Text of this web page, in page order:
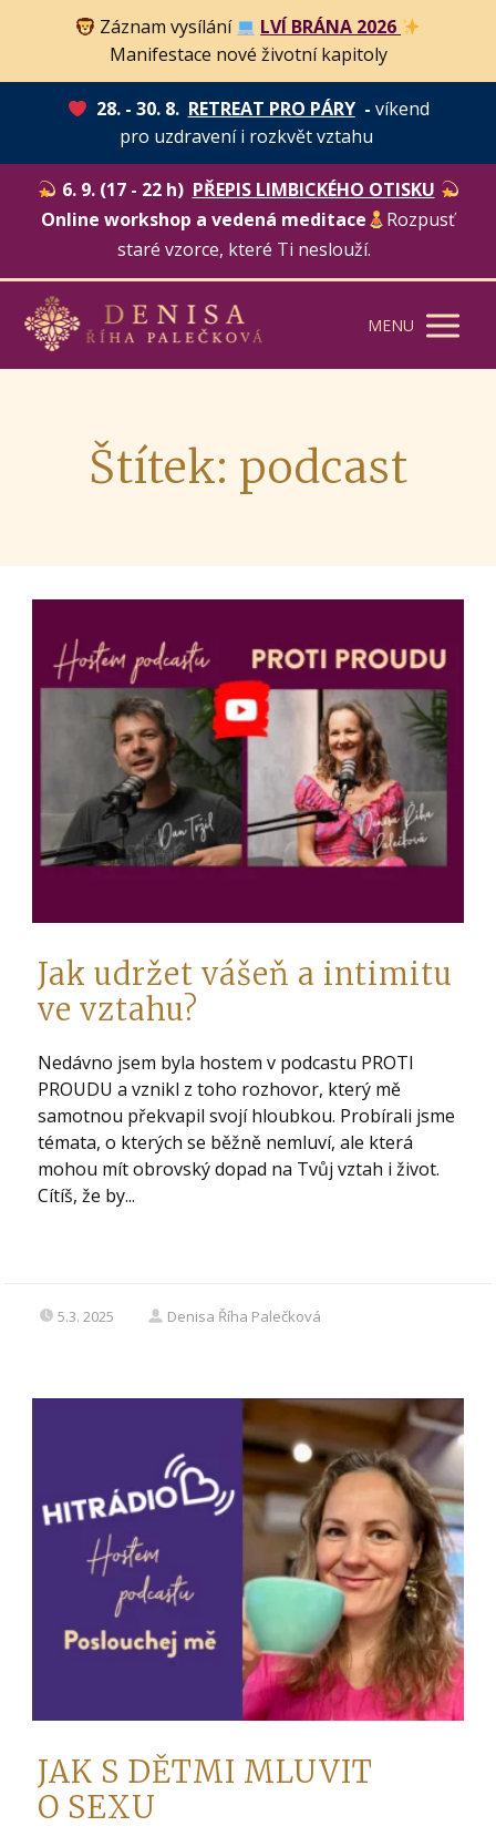
Záznam vysílání
LVÍ BRÁNA 2026
Manifestace nové životní kapitoly
28. - 30. 8. RETREAT PRO PÁRY- víkend
pro uzdravení i rozkvět vztahu
6. 9. (17 - 22 h) PŘEPIS LIMBICKÉHO OTISKU
Online workshop a vedená meditace
Rozpusť
staré vzorce, které Ti neslouží.
MENU
Štítek: podcast
Jak udržet vášeň a intimitu
ve vztahu?
Nedávno jsem byla hostem v podcastu PROTI
PROUDU a vznikl z toho rozhovor, který mě
samotnou překvapil svojí hloubkou. Probírali jsme
témata, o kterých se běžně nemluví, ale která
mohou mít obrovský dopad na Tvůj vztah i život.
Cítíš, že by...
5.3. 2025 Denisa Říha Palečková
JAK S DĚTMI MLUVIT
O SEXU